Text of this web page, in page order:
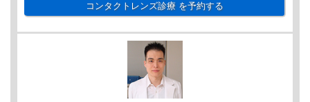
コンタクトレンズ診療を予約する